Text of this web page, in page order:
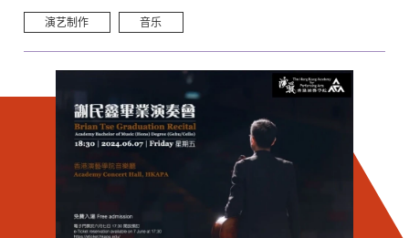
演艺制作 音乐